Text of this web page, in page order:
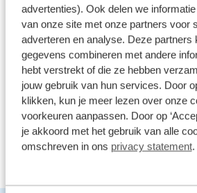
advertenties). Ook delen we
van onze site met onze partners voor
adverteren en analyse. Deze partners
gegevens combineren met andere
hebt verstrekt of die ze hebben
jouw gebruik van hun services. Door
klikken, kun je meer lezen over onze
voorkeuren aanpassen. Door op
je akkoord met het gebruik van alle
omschreven in ons privacy statement.
4
3
2
1
Bekijk alle reviews